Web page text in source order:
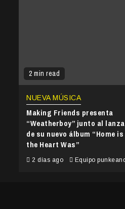
2 min read
NUEVA MÚSICA
Making Friends presenta
“Weatherboy” junto al
de su nuevo álbum “Home
the Heart Was”
2 días ago Equipo